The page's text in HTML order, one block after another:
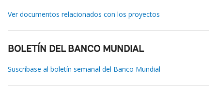
Ver documentos relacionados con los proyectos
BOLETÍN DEL BANCO MUNDIAL
Suscríbase al boletín semanal del Banco Mundial